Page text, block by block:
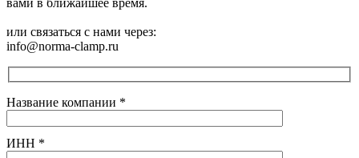
вами в ближайшее время.
или связаться с нами через:
info@norma-clamp.ru
Название компании *
ИНН *